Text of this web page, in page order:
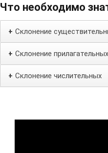
Что необходимо
+ Склонение
+ Склонение прилагательных
+ Склонение числительных